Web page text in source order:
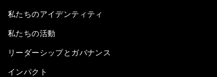
私たちのアイデンティティ
私たちの活動
リーダーシップとガバナンス
インパクト